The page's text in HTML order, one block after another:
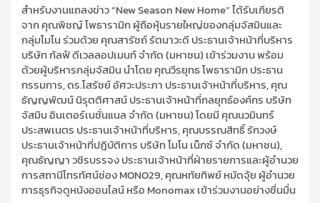
สำหรับงานแถลงข่าว “New Season New Home” ได้รับเกียรติ
จาก คุณพิชญ์ โพธารามิก ผู้ถือหุ้นรายใหญ่ของกลุ่มจัสมินและ
กลุ่มโมโน ร่วมด้วย คุณสารัชถ์ รัตนาวะดี ประธานเจ้าหน้าที่บริหาร
บริษัท กัลฟ์ ดีเวลลอปเมนท์ จำกัด (มหาชน) เข้าร่วมงาน พร้อม
ด้วยผู้บริหารกลุ่มจัสมิน นำโดย คุณวีรยุทธ โพธารามิก ประธาน
กรรมการ, ดร.โสรัชย์ อัศวะประภา ประธานเจ้าหน้าที่บริหาร, คุณ
ธัญญพัฒน์ นิรุตติศาสน์ ประธานเจ้าหน้าที่กลยุทธ์องค์กร บริษัท
จัสมิน อินเตอร์เนชั่นแนล จำกัด (มหาชน) โดยมี คุณนวมินทร์
ประสพเนตร ประธานเจ้าหน้าที่บริหาร, คุณบรรณสิทธิ์ รักวงษ์
ประธานเจ้าหน้าที่ปฎิบัติการ บริษัท โมโน เน็กซ์ จำกัด (มหาชน),
คุณธัญญา วชิรบรรจง ประธานเจ้าหน้าที่ฝ่ายรายการและผู้อำนวย
การสถานีโทรทัศน์ช่อง MONO29, คุณหทัยทิพย์ หมัดจุ้ย ผู้อำนวย
การธุรกิจดูหนังออนไลน์ หรือ Monomax เข้าร่วมงานอย่างชื่นมื่น